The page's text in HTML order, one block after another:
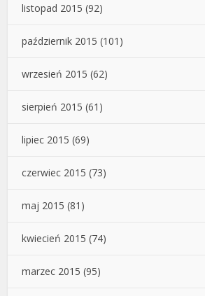
listopad 2015 (92)
październik 2015 (101)
wrzesień 2015 (62)
sierpień 2015 (61)
lipiec 2015 (69)
czerwiec 2015 (73)
maj 2015 (81)
kwiecień 2015 (74)
marzec 2015 (95)